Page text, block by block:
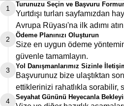
1
Turunuzu Seçin ve Başvuru
Yurtdışı turları sayfamızdan
Avrupa Rüyası'na ilk adımı
2
Ödeme Planınızı Oluşturun
Size en uygun ödeme
güvenle tamamlayın.
3
Yol Danışmanlarımız Sizinle
Başvurunuz bize ulaştıktan
ettiklerinizi rahatlıkla sorabilir,
4
Seyahat Gününü Heyecanla